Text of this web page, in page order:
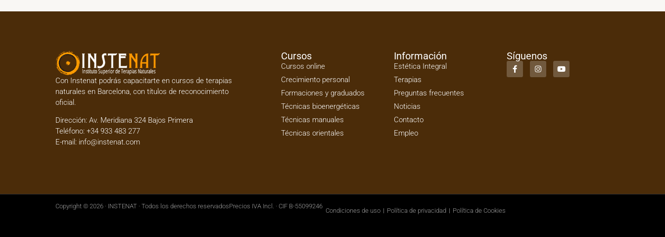
Con Instenat podrás capacitarte en cursos de terapias
naturales en Barcelona , con títulos de reconocimiento
oficial.
Dirección: Av. Meridiana 324 Bajos Primera
Teléfono: +34 933 483 277
E-mail: info@instenat.com
Cursos
Cursos online
Crecimiento personal
Formaciones y graduados
Técnicas bioenergéticas
Técnicas manuales
Técnicas orientales
Información
Estética Integral
Terapias
Preguntas frecuentes
Noticias
Contacto
Empleo
Síguenos
Copyright © 2026 · INSTENAT · Todos los derechos reservadosPrecios IVA Incl. · CIF B-55099246
Condiciones de uso Política de privacidad Política de Cookies